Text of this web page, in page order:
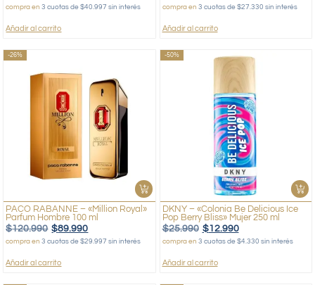
compra en3 cuotas de $40.997 sin interés
Añadir al carrito
compra en 3 cuotas de $27.330 sin interés
Añadir al carrito
-26%
PACO RABANNE – «Million Royal»
Parfum Hombre 100 ml
$120.990 $89.990
compra en3 cuotas de $29.997 sin interés
Añadir al carrito
-50%
DKNY – «Colonia Be Delicious Ice
Pop Berry Bliss» Mujer 250 ml
$25.990 $12.990
compra en 3 cuotas de $4.330 sin interés
Añadir al carrito